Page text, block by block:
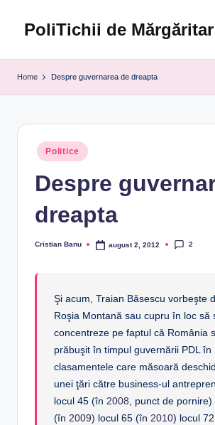
PoliTichii de Mărgăritar
Home Despre guvernarea de dreapta
Posted
in
Politice
Despre
dreapta
Posted
Cristian Banu august 2, 2012 2
Şi acum, Traian Băsescu vorbeşte
Roşia Montană sau cupru în loc să
concentreze pe faptul că România
prăbuşit în timpul guvernării PDL în
clasamentele care măsoară
unei ţări către business-ul
locul 45 (în 2008 , punct de
(în 2009) locul 65 (în 2010) locul